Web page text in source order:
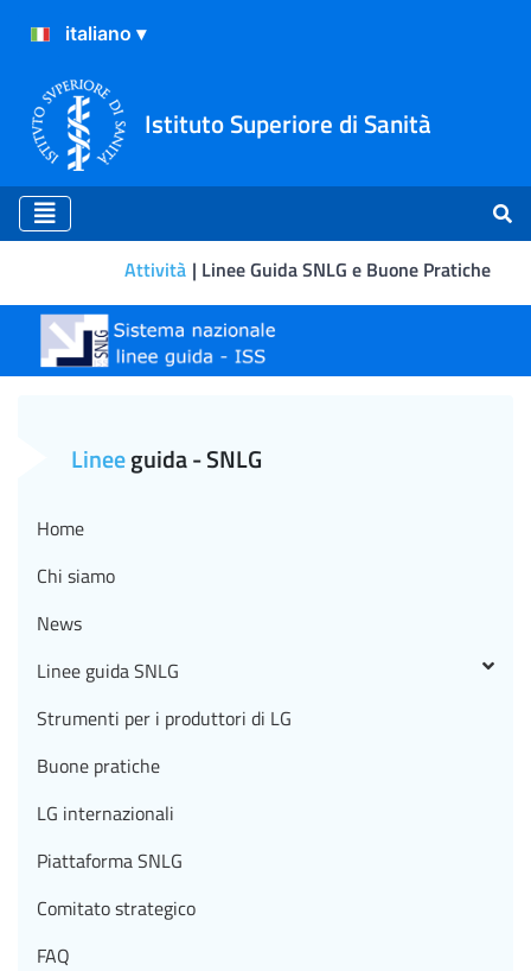
Istituto Superiore di Sanità
Attività Linee Guida SNLG e Buone Pratiche
E' online la versione
Lineeguida - SNLG
Home
Chi siamo
News
Linee guida SNLG
Strumenti per i produttori di LG
Buone pratiche
LG internazionali
Piattaforma SNLG
Comitato strategico
FAQ